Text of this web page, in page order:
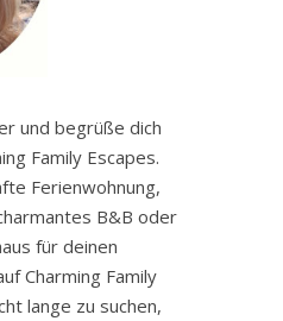
und begrüße dich
Family Escapes.
Ferienwohnung,
B&B oder
für deinen
Charming Family
lange zu suchen,